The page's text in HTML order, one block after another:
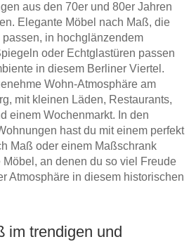
aus den 70er und 80er Jahren
Elegante Möbel nach Maß, die
in hochglänzendem
oder Echtglastüren passen
in diesem Berliner Viertel.
Wohn-Atmosphäre am
mit kleinen Läden, Restaurants,
einem Wochenmarkt. In den
hast du mit einem perfekt
Maß oder einem Maßschrank
an denen du so viel Freude
Atmosphäre in diesem historischen
im trendigen und